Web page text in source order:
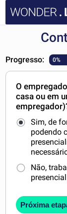
DOCUMENTOS
FAQ
MINHA CONTA
Progresso: 0%
O
casa ou em
Sim, de
podendo
Não,
presencial
Próxima